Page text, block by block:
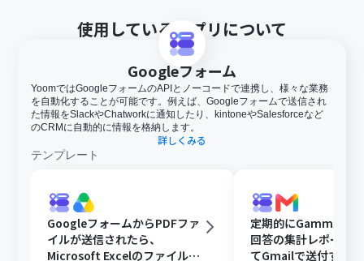
使用しているアプリについて
Googleフォーム
YoomではGoogleフォームのAPIとノーコードで連携し、様々な業務
を自動化することが可能です。例えば、Googleフォームで送信され
た情報をSlackやChatworkに通知したり、kintoneやSalesforceなど
のCRMに自動的に情報を格納します。
詳しくみる
テンプレート
GoogleフォームからPDFファ
イルが送信されたら、
Microsoft Excelのファイルに
定期的にGammaで
回答の集計レポート
てGmailで送付する